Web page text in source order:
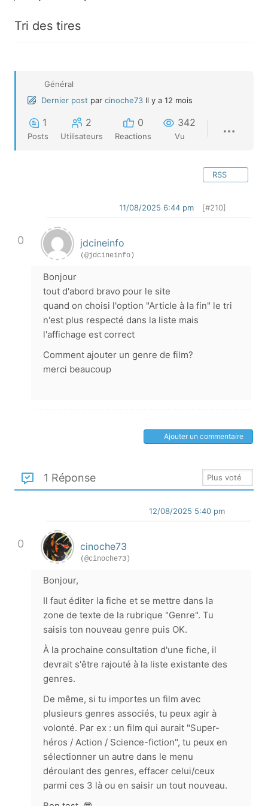
Tri des tires
Général
Dernier post par cinoche73 Il y a 12 mois
1
Posts
2
Utilisateurs
0
Reactions
342
Vu
RSS
0
[#210]
11/08/2025 6:44 pm
jdcineinfo
(@jdcineinfo)
Bonjour
tout d'abord bravo pour le site
quand on choisi l'option "Article à la fin" le tri
n'est plus respecté dans la liste mais
l'affichage est correct
Comment ajouter un genre de film?
merci beaucoup
Ajouter un commentaire
1 Réponse
0
12/08/2025 5:40 pm
cinoche73
(@cinoche73)
Bonjour,
Il faut éditer la fiche et se mettre dans la
zone de texte de la rubrique "Genre". Tu
saisis ton nouveau genre puis OK.
À la prochaine consultation d'une fiche, il
devrait s'être rajouté à la liste existante des
genres.
De même, si tu importes un film avec
plusieurs genres associés, tu peux agir à
volonté. Par ex : un film qui aurait "Super-
héros / Action / Science-fiction", tu peux en
sélectionner un autre dans le menu
déroulant des genres, effacer celui/ceux
parmi ces 3 là ou en saisir un tout nouveau.